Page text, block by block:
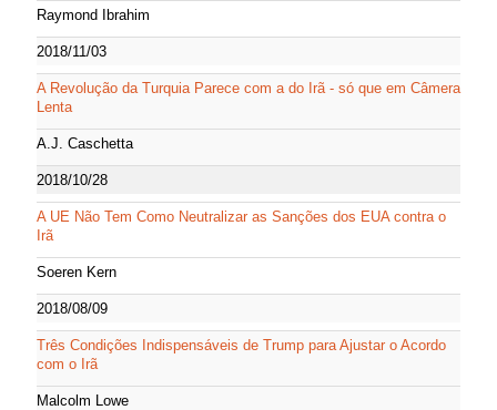
Raymond Ibrahim
2018/11/03
A Revolução da Turquia Parece com a do Irã - só que em Câmera
Lenta
A.J. Caschetta
2018/10/28
A UE Não Tem Como Neutralizar as Sanções dos EUA contra o
Irã
Soeren Kern
2018/08/09
Três Condições Indispensáveis de Trump para Ajustar o Acordo
com o Irã
Malcolm Lowe